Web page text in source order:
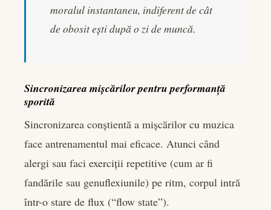
moralul instantaneu, indiferent de cât
de obosit ești după o zi de muncă.
Sincronizarea mișcărilor pentru performanță
sporită
Sincronizarea conștientă a mișcărilor cu muzica
face antrenamentul mai eficace. Atunci când
alergi sau faci exerciții repetitive (cum ar fi
fandările sau genuflexiunile) pe ritm, corpul intră
într-o stare de flux (“flow state”).